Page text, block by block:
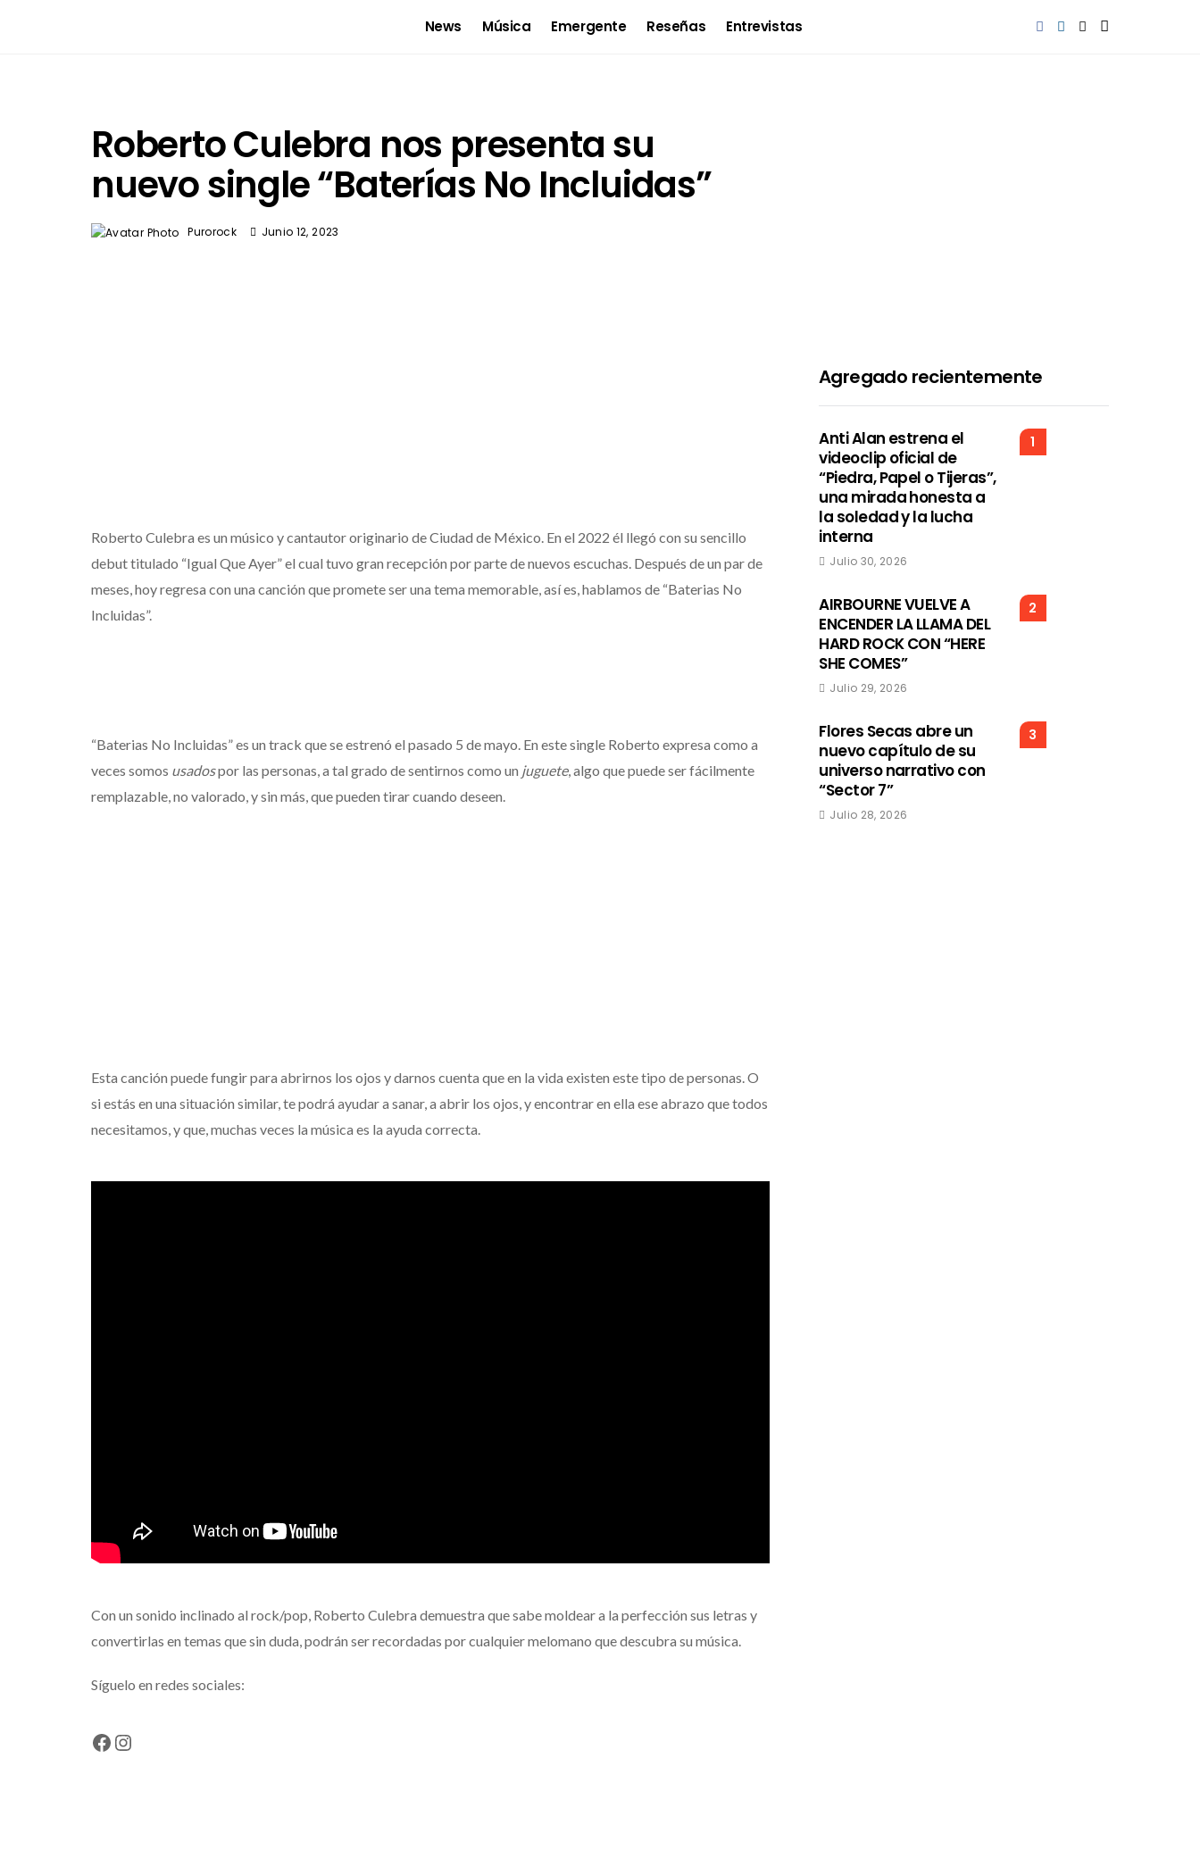
News Música Emergente Reseñas Entrevistas
Roberto Culebra nos presenta su
nuevo single “Baterías No Incluidas”
Purorock Junio 12, 2023
Roberto Culebra es un músico y cantautor originario de Ciudad de México. En el 2022 él llegó con su sencillo
debut titulado “Igual Que Ayer” el cual tuvo gran recepción por parte de nuevos escuchas. Después de un par de
meses, hoy regresa con una canción que promete ser una tema memorable, así es, hablamos de “Baterias No
Incluidas”.
“Baterias No Incluidas” es un track que se estrenó el pasado 5 de mayo. En este single Roberto expresa como a
veces somos usadospor las personas, a tal grado de sentirnos como un juguete, algo que puede ser fácilmente
remplazable, no valorado, y sin más, que pueden tirar cuando deseen.
Esta canción puede fungir para abrirnos los ojos y darnos cuenta que en la vida existen este tipo de personas. O
si estás en una situación similar, te podrá ayudar a sanar, a abrir los ojos, y encontrar en ella ese abrazo que todos
necesitamos, y que, muchas veces la música es la ayuda correcta.
Con un sonido inclinado al rock/pop, Roberto Culebra demuestra que sabe moldear a la perfección sus letras y
convertirlas en temas que sin duda, podrán ser recordadas por cualquier melomano que descubra su música.
Síguelo en redes sociales:
Facebook
Instagram
Agregado recientemente
1
Anti Alan estrena el
videoclip oficial de
“Piedra, Papel o Tijeras”,
una mirada honesta a
la soledad y la lucha
interna
Julio 30, 2026
2
AIRBOURNE VUELVE A
ENCENDER LA LLAMA DEL
HARD ROCK CON “HERE
SHE COMES”
Julio 29, 2026
3
Flores Secas abre un
nuevo capítulo de su
universo narrativo con
“Sector 7”
Julio 28, 2026